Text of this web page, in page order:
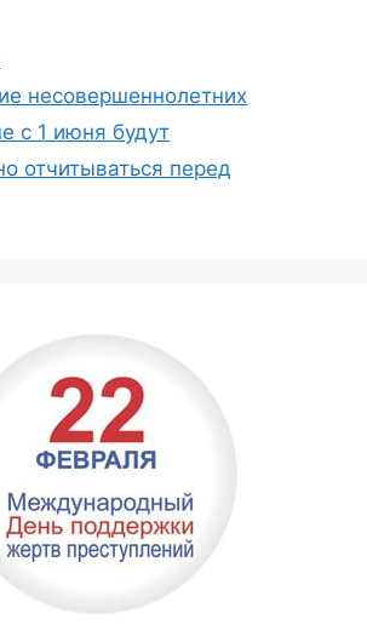
несовершеннолетних
с 1 июня будут
отчитываться перед